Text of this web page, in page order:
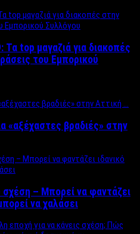
Τα top μαγαζιά για διακοπές
του Εμπορικού
«αξέχαστες βραδιές» στην
– Μπορεί να φαντάζει
να χαλάσει